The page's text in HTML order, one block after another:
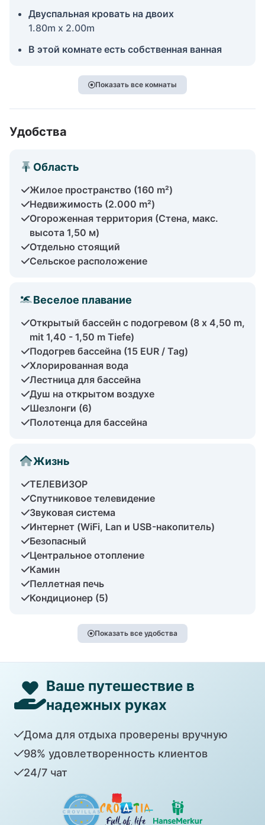
Двуспальная кровать на двоих
1.80m x 2.00m
В этой комнате есть собственная ванная
Показать все комнаты
Удобства
Область
Жилое пространство (160 m²)
Недвижимость (2.000 m²)
Огороженная территория (Стена, макс.
высота 1,50 м)
Отдельно стоящий
Сельское расположение
Веселое плавание
Открытый бассейн с подогревом (8 x 4,50 m,
mit 1,40 - 1,50 m Tiefe)
Подогрев бассейна (15 EUR / Tag)
Хлорированная вода
Лестница для бассейна
Душ на открытом воздухе
Шезлонги (6)
Полотенца для бассейна
Жизнь
ТЕЛЕВИЗОР
Спутниковое телевидение
Звуковая система
Интернет (WiFi, Lan и USB-накопитель)
Безопасный
Центральное отопление
Камин
Пеллетная печь
Кондиционер (5)
Показать все удобства
Ваше путешествие в
надежных руках
Дома для отдыха проверены вручную
98% удовлетворенность клиентов
24/7 чат